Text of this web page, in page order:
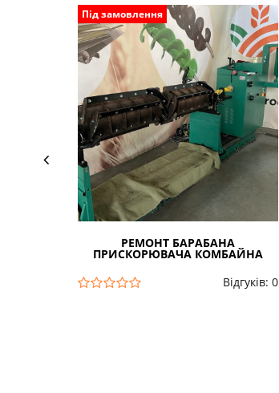
Під замовлення
РЕМОНТ БАРАБАНА
ПРИСКОРЮВАЧА КОМБАЙНА
Відгуків: 0